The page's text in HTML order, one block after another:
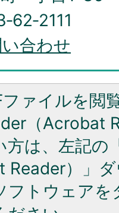
合わせ
ファイルを閲
（Acrobat
方は、左記の
Reader）」
フトウェア